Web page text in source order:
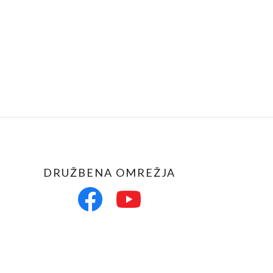
DRUŽBENA OMREŽJA